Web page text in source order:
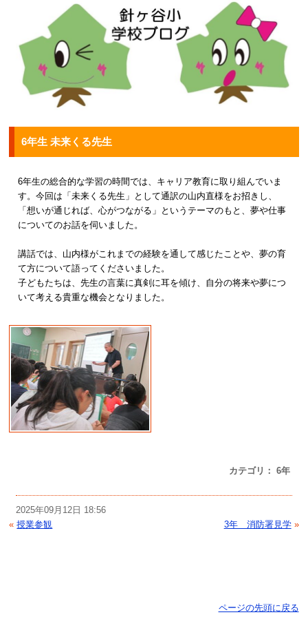
6年生 未来くる先生
カテゴリ： 6年
6年生の総合的な学習の時間では、キャリア教育に取り組んでいま
す。今回は「未来くる先生」として通訳の山内直様をお招きし、
「想いが通じれば、心がつながる」というテーマのもと、夢や仕事
についてのお話を伺いました。
講話では、山内様がこれまでの経験を通して感じたことや、夢の育
て方について語ってくださいました。
子どもたちは、先生の言葉に真剣に耳を傾け、自分の将来や夢につ
いて考える貴重な機会となりました。
2025年09月12日 18:56
« 授業参観 3年 消防署見学 »
ページの先頭に戻る